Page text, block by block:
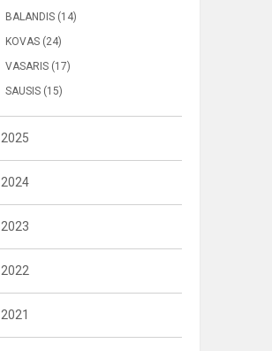
BALANDIS (14)
KOVAS (24)
VASARIS (17)
SAUSIS (15)
2025
2024
2023
2022
2021